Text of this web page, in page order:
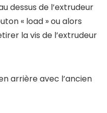
dessus de l’extrudeur
« load » ou alors
la vis de l’extrudeur
arrière avec l’ancien